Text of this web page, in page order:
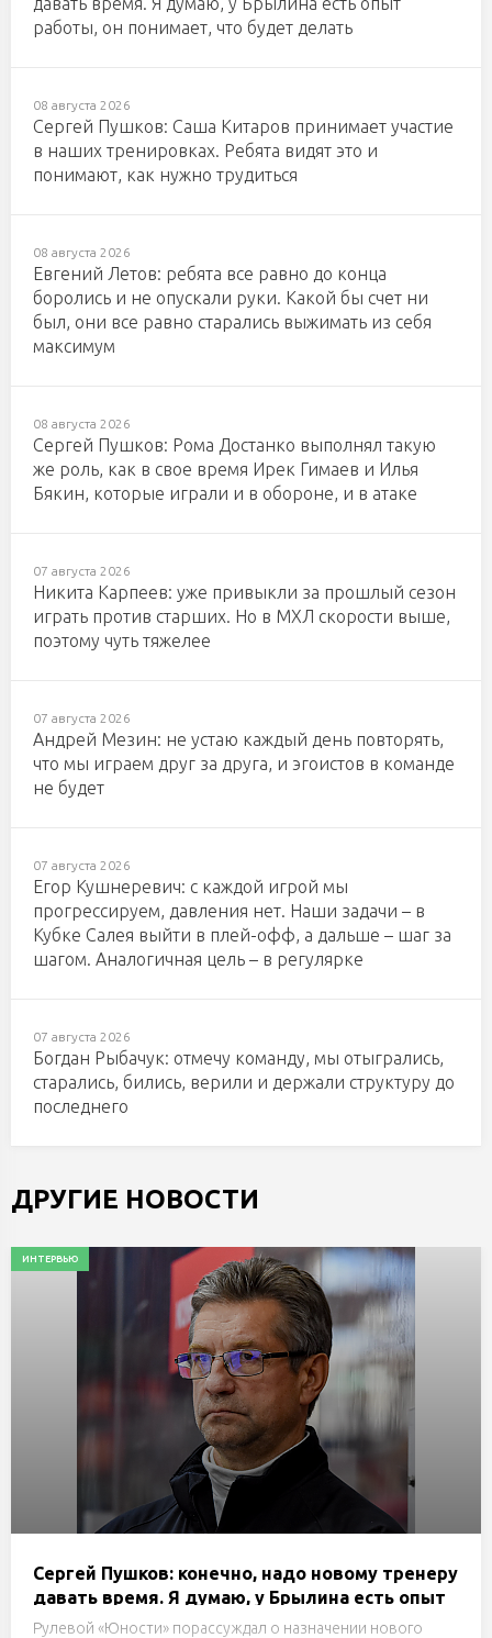
работы, он понимает, что будет делать
08 августа 2026
Сергей Пушков: Саша Китаров принимает участие
в наших тренировках. Ребята видят это и
понимают, как нужно трудиться
08 августа 2026
Евгений Летов: ребята все равно до конца
боролись и не опускали руки. Какой бы счет ни
был, они все равно старались выжимать из себя
максимум
08 августа 2026
Сергей Пушков: Рома Достанко выполнял такую
же роль, как в свое время Ирек Гимаев и Илья
Бякин, которые играли и в обороне, и в атаке
07 августа 2026
Никита Карпеев: уже привыкли за прошлый сезон
играть против старших. Но в МХЛ скорости выше,
поэтому чуть тяжелее
07 августа 2026
Андрей Мезин: не устаю каждый день повторять,
что мы играем друг за друга, и эгоистов в команде
не будет
07 августа 2026
Егор Кушнеревич: с каждой игрой мы
прогрессируем, давления нет. Наши задачи – в
Кубке Салея выйти в плей-офф, а дальше – шаг за
шагом. Аналогичная цель – в регулярке
07 августа 2026
Богдан Рыбачук: отмечу команду, мы отыгрались,
старались, бились, верили и держали структуру до
последнего
ДРУГИЕ НОВОСТИ
ИНТЕРВЬЮ
Сергей Пушков: конечно, надо новому тренеру
давать время. Я думаю, у Брылина есть опыт
работы, он понимает, что будет делать
Рулевой «Юности» порассуждал о назначении нового